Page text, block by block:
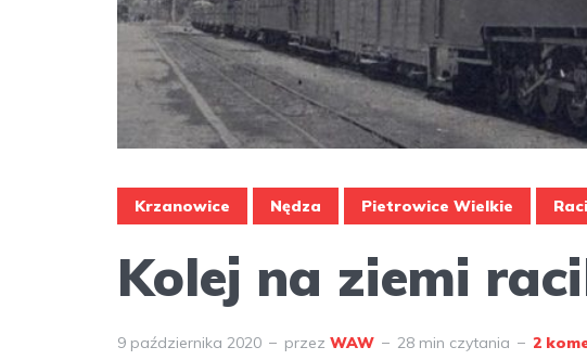
Krzanowice Nędza Pietrowice Wielkie
Kolej na ziemi
9 października 2020 przez WAW 28 min czytania 2